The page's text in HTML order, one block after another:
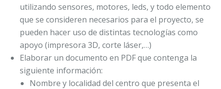
utilizando sensores, motores, leds, y todo elemento
que se consideren necesarios para el proyecto, se
pueden hacer uso de distintas tecnologías como
apoyo (impresora 3D, corte láser,…)
Elaborar un documento en PDF que contenga la
siguiente información:
Nombre y localidad del centro que presenta el